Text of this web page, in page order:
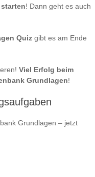
! Dann geht es auch
Quiz gibt es am Ende
Viel Erfolg beim
Grundlagen!
Grundlagen – jetzt